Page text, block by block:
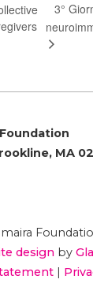
3°
MA
designby
|